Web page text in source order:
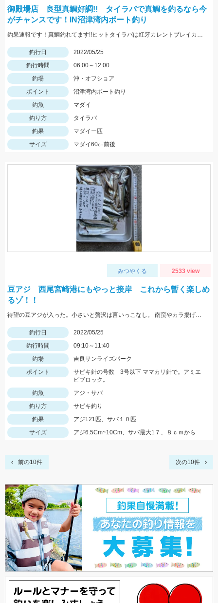
御殿場店 良型真鯛好調!! タイラバで真鯛を釣るなら今
がチャンスです！IN沼津湾内ボート釣り
釣果速報です！真鯛釣れてます!!ヒットタイラバは紅牙カレントブレイカー「ギャルピンク」
釣行日
2022/05/25
釣行時間
06:00～12:00
釣場
沖・オフショア
ポイント
沼津湾内ボート釣り
釣魚
マダイ
釣り方
タイラバ
釣果
マダイー匹
サイズ
マダイ60㎝前後
みつやくる 2533 view
豆アジ 西尾宮崎港にもやっと接岸 これから暫く楽しめ
るゾ！！
待望の豆アジが入った。小さいと贅沢は言いっこなし。 南蛮やカラ揚げに最適。今だけの特典。
釣行日
2022/05/25
釣行時間
09:10～11:40
釣場
吉良サンライズパーク
ポイント
サビキ針の号数 3号以下 ママカリ針で。アミエ
ビブロック。
釣魚
アジ・サバ
釣り方
サビキ釣り
釣果
アジ121匹、サバ１０匹
サイズ
アジ6.5Cm~10Cm、サバ最大1７、８ｃｍから
前の10件 次の10件